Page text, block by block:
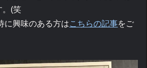
。(笑
興味のある方はこちらの記事をご